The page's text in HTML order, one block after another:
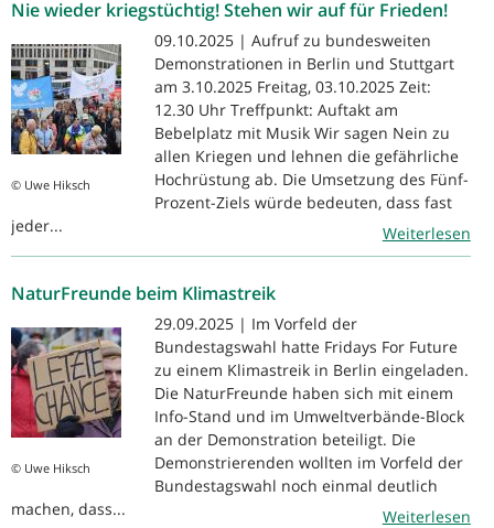
Nie wieder kriegstüchtig! Stehen wir auf für Frieden!
© Uwe Hiksch
09.10.2025 | Aufruf zu bundesweiten
Demonstrationen in Berlin und Stuttgart
am 3.10.2025 Freitag, 03.10.2025 Zeit:
12.30 Uhr Treffpunkt: Auftakt am
Bebelplatz mit Musik Wir sagen Nein zu
allen Kriegen und lehnen die gefährliche
Hochrüstung ab. Die Umsetzung des Fünf-
Prozent-Ziels würde bedeuten, dass fast
jeder...
Weiterlesen
NaturFreunde beim Klimastreik
© Uwe Hiksch
29.09.2025 | Im Vorfeld der
Bundestagswahl hatte Fridays For Future
zu einem Klimastreik in Berlin eingeladen.
Die NaturFreunde haben sich mit einem
Info-Stand und im Umweltverbände-Block
an der Demonstration beteiligt. Die
Demonstrierenden wollten im Vorfeld der
Bundestagswahl noch einmal deutlich
machen, dass...
Weiterlesen